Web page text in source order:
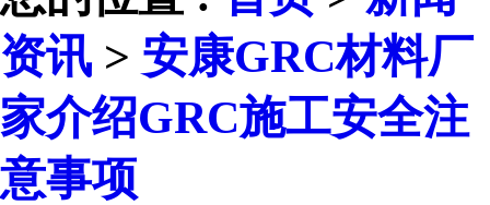
资讯 > 安康GRC材料厂
家介绍GRC施工安全注
意事项